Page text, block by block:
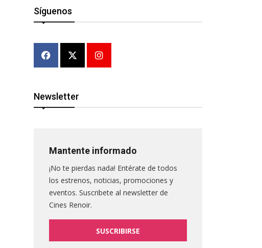
Síguenos
Newsletter
Mantente informado
¡No te pierdas nada! Entérate de todos
los estrenos, noticias, promociones y
eventos. Suscribete al newsletter de
Cines Renoir.
SUSCRIBIRSE